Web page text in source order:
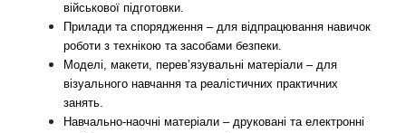
військової підготовки.
Прилади та спорядження – для відпрацювання навичок
роботи з технікою та засобами безпеки.
Моделі, макети, перев’язувальні матеріали – для
візуального навчання та реалістичних практичних
занять.
Навчально-наочні матеріали – друковані та електронні